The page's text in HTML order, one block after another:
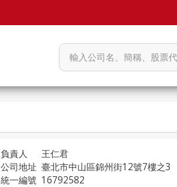
負責人
王仁君
公司地址 臺北市中山區錦州街12號7樓之3
統一編號 16792582